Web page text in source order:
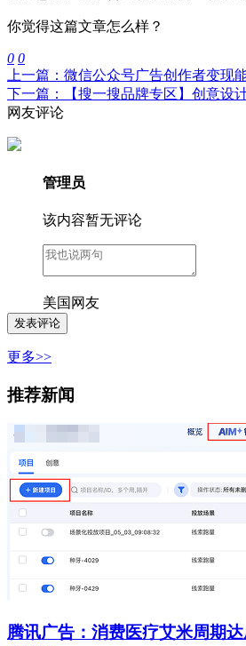
你觉得这篇文章怎么样？
0 0
上一篇：微信公众号广告创作者变现
下一篇：【搜一搜品牌专区】创意设
网友评论
管理员
该内容暂无评论
美国网友
更多>>
推荐新闻
腾讯广告：消费医疗艾米周期